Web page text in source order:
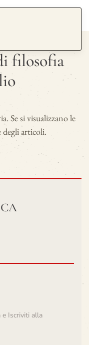
filosofia
Se si visualizzano le
degli articoli.
e Iscriviti alla